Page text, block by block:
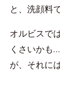
と、洗顔料
オルビスで
くさいかも
が、それに